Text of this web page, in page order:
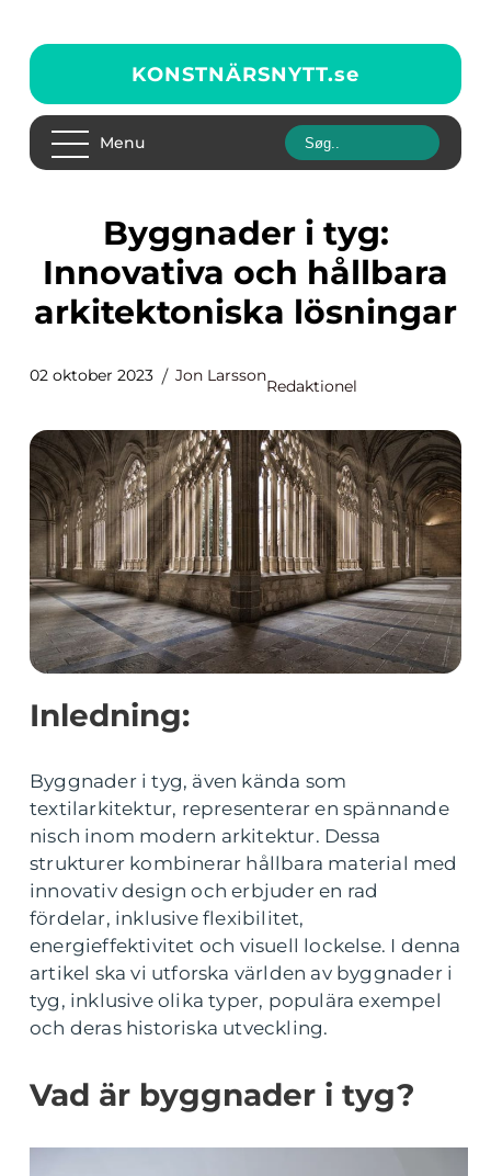
KONSTNÄRSNYTT.se
Menu
Byggnader i tyg:
Innovativa och hållbara
arkitektoniska lösningar
02 oktober 2023 Jon Larsson
Redaktionel
Inledning:
Byggnader i tyg, även kända som
textilarkitektur, representerar en spännande
nisch inom modern arkitektur. Dessa
strukturer kombinerar hållbara material med
innovativ design och erbjuder en rad
fördelar, inklusive flexibilitet,
energieffektivitet och visuell lockelse. I denna
artikel ska vi utforska världen av byggnader i
tyg, inklusive olika typer, populära exempel
och deras historiska utveckling.
Vad är byggnader i tyg?